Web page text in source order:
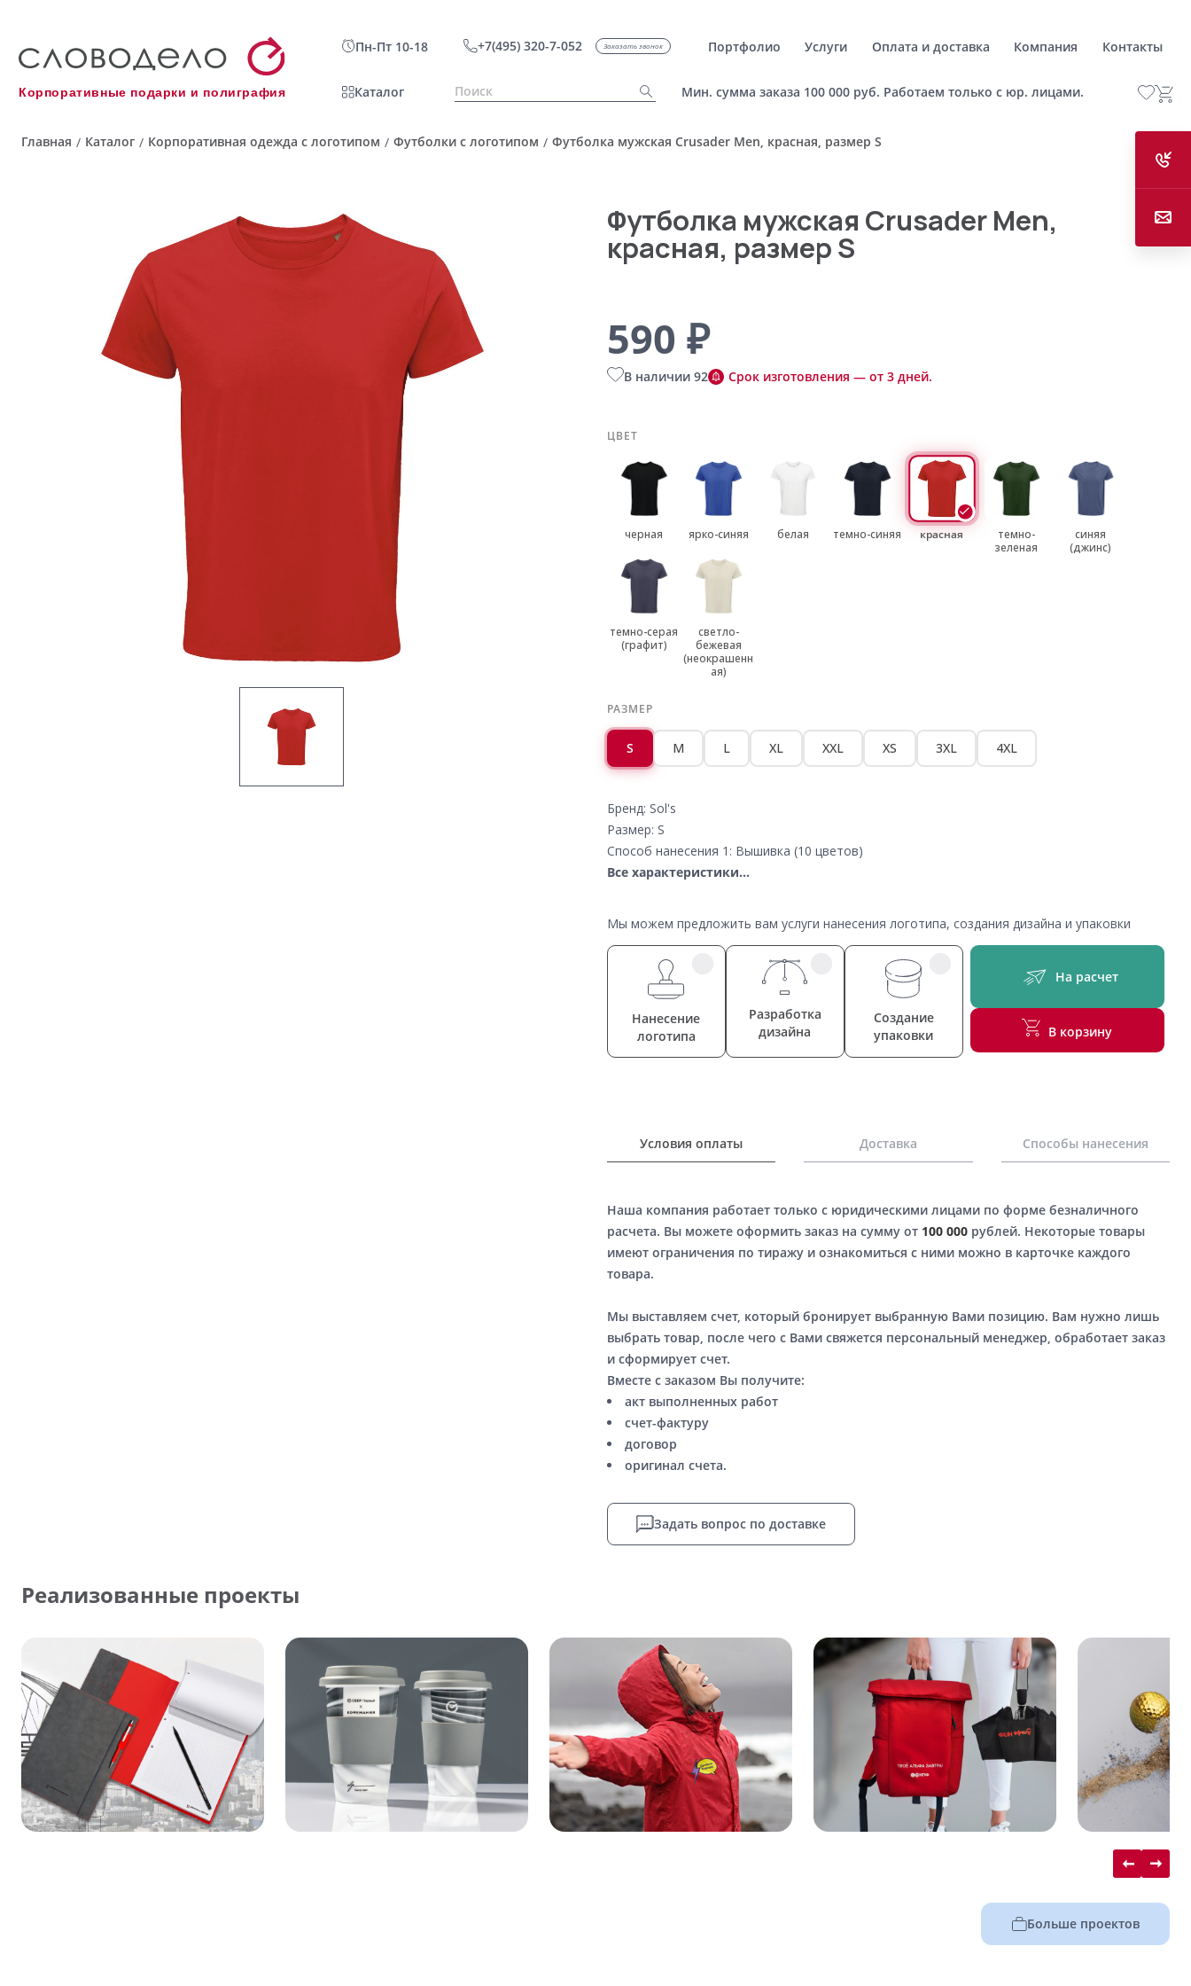
Корпоративные подарки и полиграфия
Пн-Пт 10-18 +7(495) 320-7-052 Заказать звонок Портфолио Услуги Оплата и доставка Компания Контакты
Каталог Мин. сумма заказа 100 000 руб. Работаем только с юр. лицами.
Главная / Каталог / Корпоративная одежда с логотипом / Футболки с логотипом / Футболка мужская Crusader Men, красная, размер S
Футболка мужская Crusader Men,
красная, размер S
590 ₽
В наличии 92 Срок изготовления — от 3 дней.
ЦВЕТ
черная ярко-синяя белая темно-синяя красная
темно-
зеленая
синяя
(джинс)
темно-серая
(графит)
светло-
бежевая
(неокрашенн
ая)
РАЗМЕР
S M L XL XXL XS 3XL 4XL
Бренд: Sol's
Размер: S
Способ нанесения 1: Вышивка (10 цветов)
Все характеристики...
Мы можем предложить вам услуги нанесения логотипа, создания дизайна и упаковки
Нанесение
логотипа
Разработка
дизайна
Создание
упаковки
На расчет
В корзину
Условия оплаты Доставка Способы нанесения
Наша компания работает только с юридическими лицами по форме безналичного
расчета. Вы можете оформить заказ на сумму от 100 000рублей. Некоторые товары
имеют ограничения по тиражу и ознакомиться с ними можно в карточке каждого
товара.
Мы выставляем счет, который бронирует выбранную Вами позицию. Вам нужно лишь
выбрать товар, после чего с Вами свяжется персональный менеджер, обработает заказ
и сформирует счет.
Вместе с заказом Вы получите:
акт выполненных работ
счет-фактуру
договор
оригинал счета.
Задать вопрос по доставке
Реализованные проекты
Больше проектов